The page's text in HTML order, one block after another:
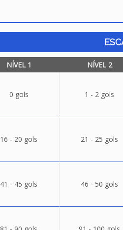
NÍVEL 1 NÍVEL 2
0 gols 1 - 2 gols
16 - 20 gols 21 - 25 gols
41 - 45 gols 46 - 50 gols